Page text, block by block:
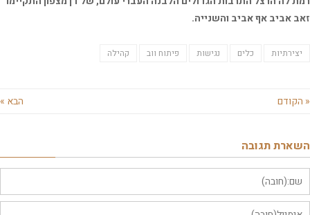
אביב אף אביב והשנייה.
כלים נגישות פיתוח ווב קהילה
הבא »
תגובה